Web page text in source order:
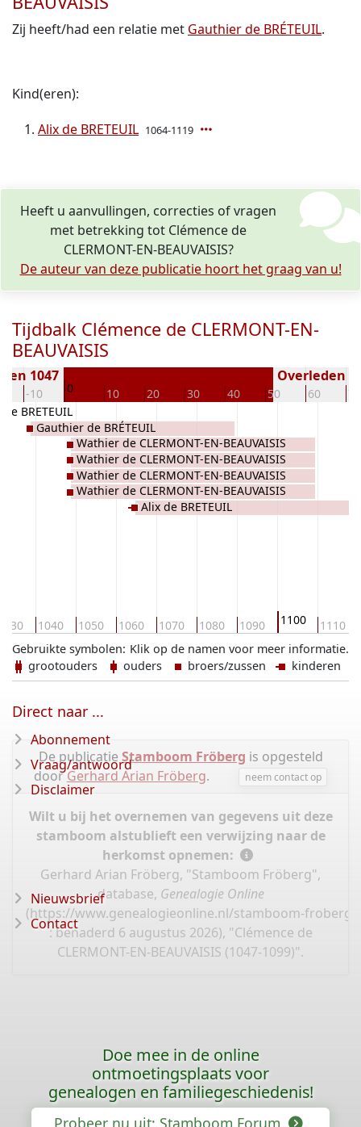
Zij heeft/had een relatie met Gauthier de BRÉTEUIL.
Kind(eren):
Alix de BRETEUIL 1064-1119
Heeft u aanvullingen, correcties of vragen
met betrekking tot Clémence de
CLERMONT-EN-BEAUVAISIS?
De auteur van deze publicatie hoort het graag van u!
Tijdbalk Clémence de CLERMONT-EN-
BEAUVAISIS
-10 0 10 20 30 40 50 60 70
1047 Overleden (
1040 1050 1060 1070 1080 1090 1100 1110
de BRETEUIL
Gauthier de BRÉTEUIL
Wathier de CLERMONT-EN-BEAUVAISIS
Wathier de CLERMONT-EN-BEAUVAISIS
Wathier de CLERMONT-EN-BEAUVAISIS
Wathier de CLERMONT-EN-BEAUVAISIS
Alix de BRETEUIL
Klik op de namen voor meer informatie.
Gebruikte symbolen:
grootouders
ouders broers/zussen kinderen
De publicatie Stamboom Fröberg is opgesteld
doorGerhard Arian Fröberg. neem contact op
Wilt u bij het overnemen van gegevens uit deze
stamboom alstublieft een verwijzing naar de
herkomst opnemen:
Gerhard Arian Fröberg, "Stamboom Fröberg",
database, Genealogie Online
(https://www.genealogieonline.nl/stamboom-froberg/
: benaderd 6 augustus 2026), "Clémence de
CLERMONT-EN-BEAUVAISIS (1047-1099)".
Direct naar ...
Abonnement
Vraag/antwoord
Disclaimer
Nieuwsbrief
Contact
Doe mee in de online
ontmoetingsplaats voor
genealogen en familiegeschiedenis!
Probeer nu uit: Stamboom Forum